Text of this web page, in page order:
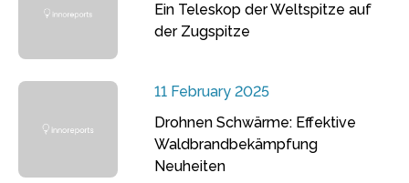
Ein Teleskop der Weltspitze auf
der Zugspitze
11 February 2025
Drohnen Schwärme: Effektive
Waldbrandbekämpfung
Neuheiten